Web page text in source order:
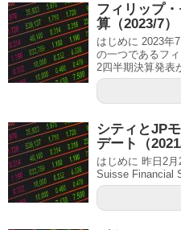
フィリップ
算（2023/7）
はじめに 2023年
の一つであるフ
2四半期決算発表
シティとJP
デート（
はじめに 昨日2
Suisse Financial